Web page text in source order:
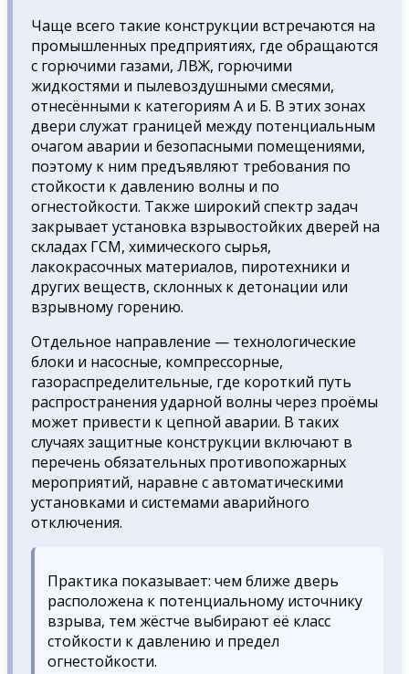
Чаще всего такие конструкции встречаются на
промышленных предприятиях, где обращаются
с горючими газами, ЛВЖ, горючими
жидкостями и пылевоздушными смесями,
отнесёнными к категориям А и Б. В этих зонах
двери служат границей между потенциальным
очагом аварии и безопасными помещениями,
поэтому к ним предъявляют требования по
стойкости к давлению волны и по
огнестойкости. Также широкий спектр задач
закрывает установка взрывостойких дверей на
складах ГСМ, химического сырья,
лакокрасочных материалов, пиротехники и
других веществ, склонных к детонации или
взрывному горению.
Отдельное направление — технологические
блоки и насосные, компрессорные,
газораспределительные, где короткий путь
распространения ударной волны через проёмы
может привести к цепной аварии. В таких
случаях защитные конструкции включают в
перечень обязательных противопожарных
мероприятий, наравне с автоматическими
установками и системами аварийного
отключения.
Практика показывает: чем ближе дверь
расположена к потенциальному источнику
взрыва, тем жёстче выбирают её класс
стойкости к давлению и предел
огнестойкости.